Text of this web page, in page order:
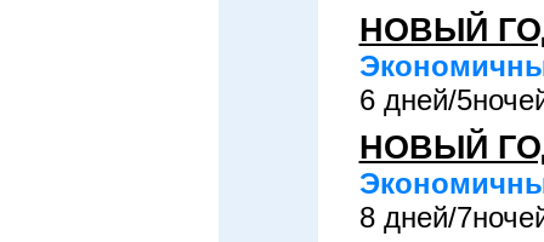
НОВЫЙ
6 дней/
НОВЫЙ
8 дней/